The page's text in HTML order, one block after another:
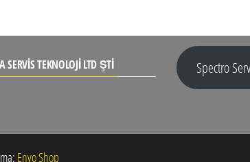
SERVIS TEKNOLOJI LTD ŞTI Spectro
Envo Shop